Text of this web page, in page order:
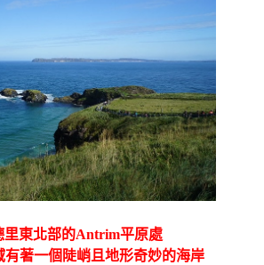
東北部的Antrim平原處
有著一個陡峭且地形奇妙的海岸